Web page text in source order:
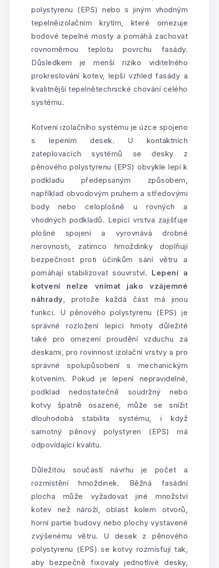
polystyrenu (EPS) nebo s jiným vhodným
tepelněizolačním krytím, které omezuje
bodové tepelné mosty a pomáhá zachovat
rovnoměrnou teplotu povrchu fasády.
Důsledkem je menší riziko viditelného
prokreslování kotev, lepší vzhled fasády a
kvalitnější tepelnětechnické chování celého
systému.
Kotvení izolačního systému je úzce spojeno
s lepením desek. U kontaktních
zateplovacích systémů se desky z
pěnového polystyrenu (EPS) obvykle lepí k
podkladu předepsaným způsobem,
například obvodovým pruhem a středovými
body nebo celoplošně u rovných a
vhodných podkladů. Lepicí vrstva zajišťuje
plošné spojení a vyrovnává drobné
nerovnosti, zatímco hmoždinky doplňují
bezpečnost proti účinkům sání větru a
pomáhají stabilizovat souvrství. Lepení a
kotvení nelze vnímat jako vzájemné
náhrady, protože každá část má jinou
funkci. U pěnového polystyrenu (EPS) je
správné rozložení lepicí hmoty důležité
také pro omezení proudění vzduchu za
deskami, pro rovinnost izolační vrstvy a pro
správné spolupůsobení s mechanickým
kotvením. Pokud je lepení nepravidelné,
podklad nedostatečně soudržný nebo
kotvy špatně osazené, může se snížit
dlouhodobá stabilita systému, i když
samotný pěnový polystyren (EPS) má
odpovídající kvalitu.
Důležitou součástí návrhu je počet a
rozmístění hmoždinek. Běžná fasádní
plocha může vyžadovat jiné množství
kotev než nároží, oblast kolem otvorů,
horní partie budovy nebo plochy vystavené
zvýšenému větru. U desek z pěnového
polystyrenu (EPS) se kotvy rozmísťují tak,
aby bezpečně fixovaly jednotlivé desky,